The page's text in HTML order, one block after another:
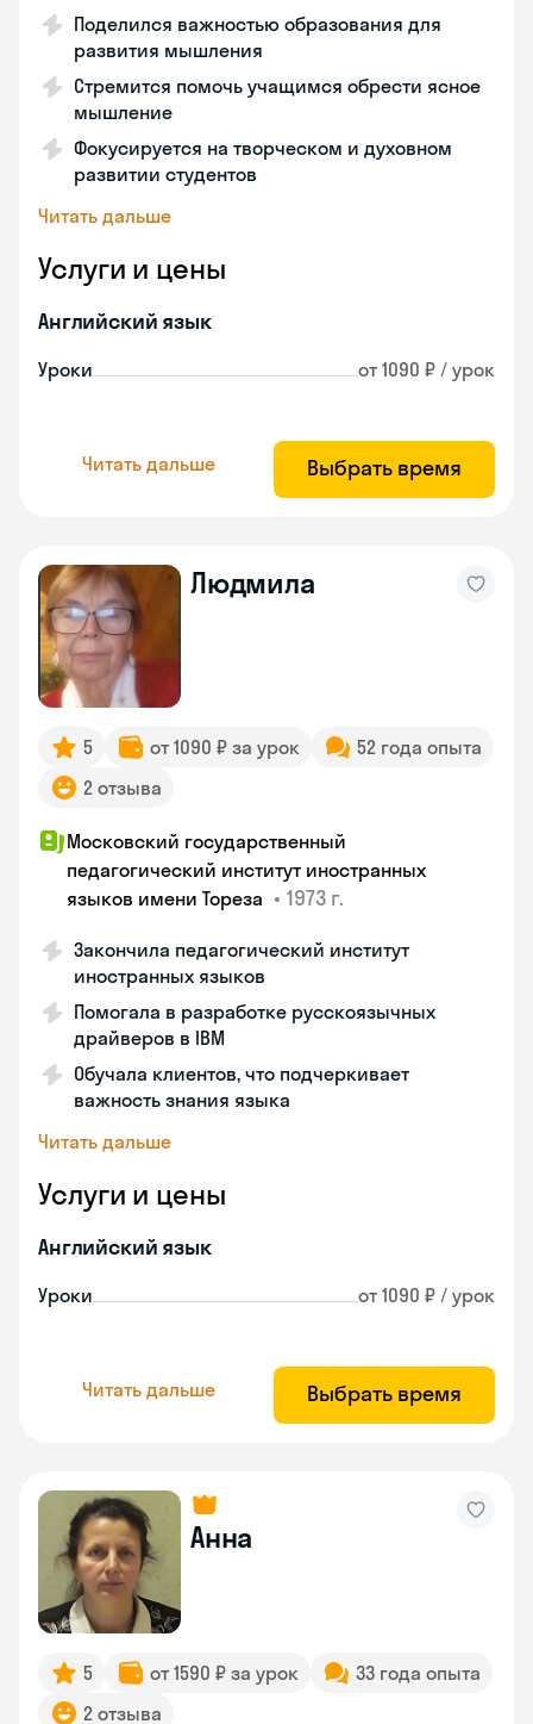
Поделился важностью образования для
развития мышления
Стремится помочь учащимся обрести ясное
мышление
Фокусируется на творческом и духовном
развитии студентов
Читать дальше
Услуги и цены
Английский язык
Уроки от 1090 ₽ / урок
Читать дальше Выбрать время
Людмила
5 от 1090 ₽ за урок
52 года опыта
2 отзыва
Московский государственный
педагогический институт иностранных
языков имени Тореза • 1973 г.
Закончила педагогический институт
иностранных языков
Помогала в разработке русскоязычных
драйверов в IBM
Обучала клиентов, что подчеркивает
важность знания языка
Читать дальше
Услуги и цены
Английский язык
Уроки от 1090 ₽ / урок
Читать дальше Выбрать время
Анна
5 от 1590 ₽ за урок
33 года опыта
2 отзыва